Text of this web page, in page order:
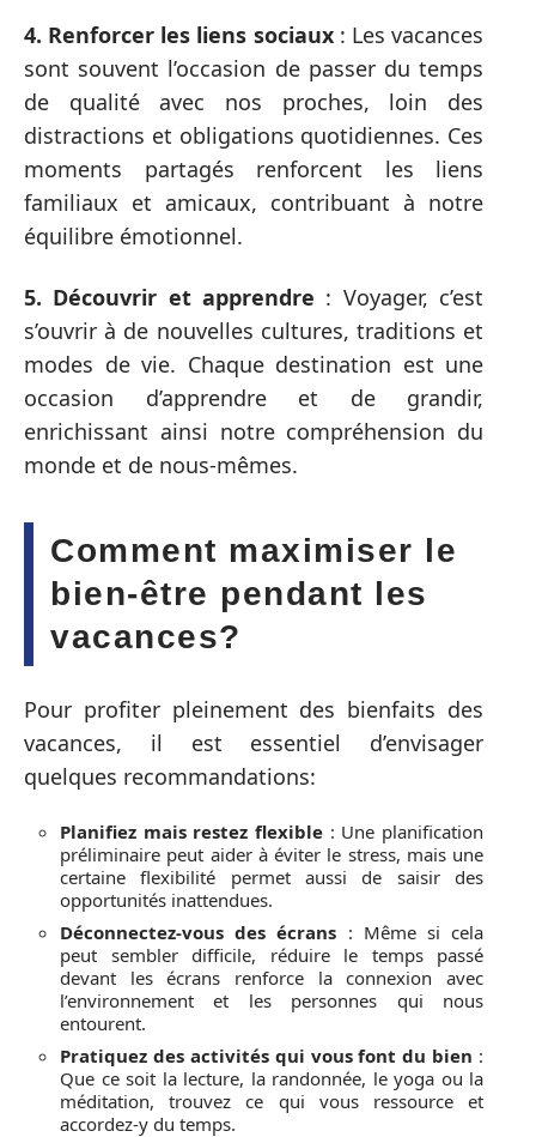
4. Renforcer les liens sociaux: Les vacances
sont souvent l’occasion de passer du temps
de qualité avec nos proches, loin des
distractions et obligations quotidiennes. Ces
moments partagés renforcent les liens
familiaux et amicaux, contribuant à notre
équilibre émotionnel.
5. Découvrir et apprendre : Voyager, c’est
s’ouvrir à de nouvelles cultures, traditions et
modes de vie. Chaque destination est une
occasion d’apprendre et de grandir,
enrichissant ainsi notre compréhension du
monde et de nous-mêmes.
Comment maximiser le
bien-être pendant les
vacances?
Pour profiter pleinement des bienfaits des
vacances, il est essentiel d’envisager
quelques recommandations:
Planifiez mais restez flexible : Une planification
préliminaire peut aider à éviter le stress, mais une
certaine flexibilité permet aussi de saisir des
opportunités inattendues.
Déconnectez-vous des écrans : Même si cela
peut sembler difficile, réduire le temps passé
devant les écrans renforce la connexion avec
l’environnement et les personnes qui nous
entourent.
Pratiquez des activités qui vous font du bien :
Que ce soit la lecture, la randonnée, le yoga ou la
méditation, trouvez ce qui vous ressource et
accordez-y du temps.